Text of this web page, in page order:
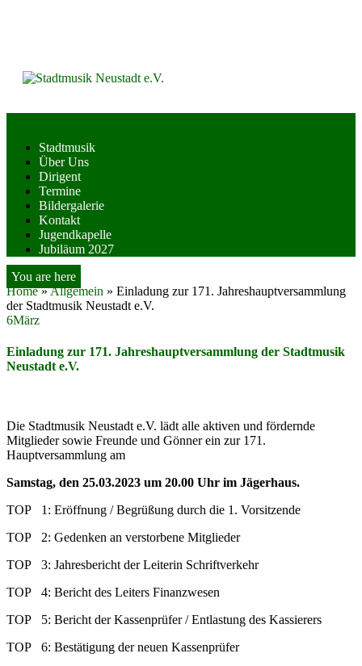
Stadtmusik
Über Uns
Dirigent
Termine
Bildergalerie
Kontakt
Jugendkapelle
Jubiläum 2027
You are here
Home»Allgemein » Einladung zur 171. Jahreshauptversammlung
der Stadtmusik Neustadt e.V.
6März
Einladung zur 171. Jahreshauptversammlung der Stadtmusik
Neustadt e.V.
Die Stadtmusik Neustadt e.V. lädt alle aktiven und fördernde
Mitglieder sowie Freunde und Gönner ein zur 171.
Hauptversammlung am
Samstag, den 25.03.2023 um 20.00 Uhr im Jägerhaus.
TOP 1: Eröffnung / Begrüßung durch die 1. Vorsitzende
TOP 2: Gedenken an verstorbene Mitglieder
TOP 3: Jahresbericht der Leiterin Schriftverkehr
TOP 4: Bericht des Leiters Finanzwesen
TOP 5: Bericht der Kassenprüfer / Entlastung des Kassierers
TOP 6: Bestätigung der neuen Kassenprüfer